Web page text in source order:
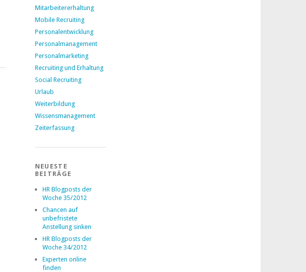
Mitarbeitererhaltung
Mobile Recruiting
Personalentwicklung
Personalmanagement
Personalmarketing
Recruiting und Erhaltung
Social Recruiting
Urlaub
Weiterbildung
Wissensmanagement
Zeiterfassung
NEUESTE
BEITRÄGE
HR Blogposts der
Woche 35/2012
Chancen auf
unbefristete
Anstellung sinken
HR Blogposts der
Woche 34/2012
Experten online
finden